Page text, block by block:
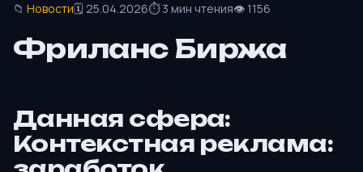
📁 Новости🗓 25.04.2026⏱ 3 мин чтения👁 1156
Фриланс Биржа
Данная сфера:
Контекстная реклама: